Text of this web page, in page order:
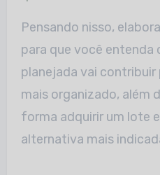
Pensando nisso,
para que você entenda
planejada vai
mais organizado, além
forma adquirir um lote
alternativa mais